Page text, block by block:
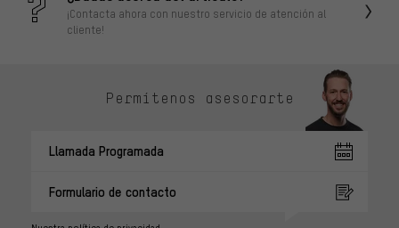
¡Contacta ahora con nuestro servicio de atención al
cliente!
Permítenos asesorarte
Llamada Programada
Formulario de contacto